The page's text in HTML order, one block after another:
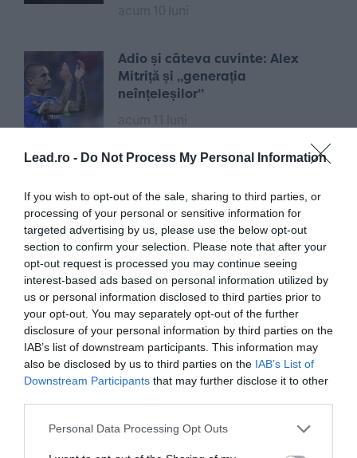
Lead.ro - Do Not Process My Personal Information
If you wish to opt-out of the sale, sharing to third parties, or
processing of your personal or sensitive information for
targeted advertising by us, please use the below opt-out
section to confirm your selection. Please note that after your
opt-out request is processed you may continue seeing
interest-based ads based on personal information utilized by
us or personal information disclosed to third parties prior to
your opt-out. You may separately opt-out of the further
disclosure of your personal information by third parties on the
IAB’s list of downstream participants. This information may
also be disclosed by us to third parties on the IAB’s List of
Downstream Participants that may further disclose it to other
Personal Data Processing Opt Outs
Adio și câteva cuvinte: Alex
Mitriță și „generația
neînțeleșilor”
învățat că nu o să vină nimeni să
mă salveze”
acum 12 luni